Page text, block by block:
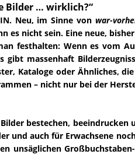
Bilder … wirklich?“
Neu, im Sinne vonwar-
es nicht sein. Eine neue,
festhalten: Wenn es vom
massenhaft
Kataloge oder Ähnliches,
– nicht nur bei der
bestechen,
und auch für Erwachsene
unsäglichen